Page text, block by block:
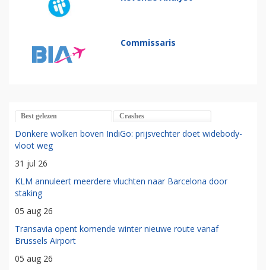
Commissaris
Best gelezen Crashes
Donkere wolken boven IndiGo: prijsvechter doet widebody-
vloot weg
31 jul 26
KLM annuleert meerdere vluchten naar Barcelona door
staking
05 aug 26
Transavia opent komende winter nieuwe route vanaf
Brussels Airport
05 aug 26